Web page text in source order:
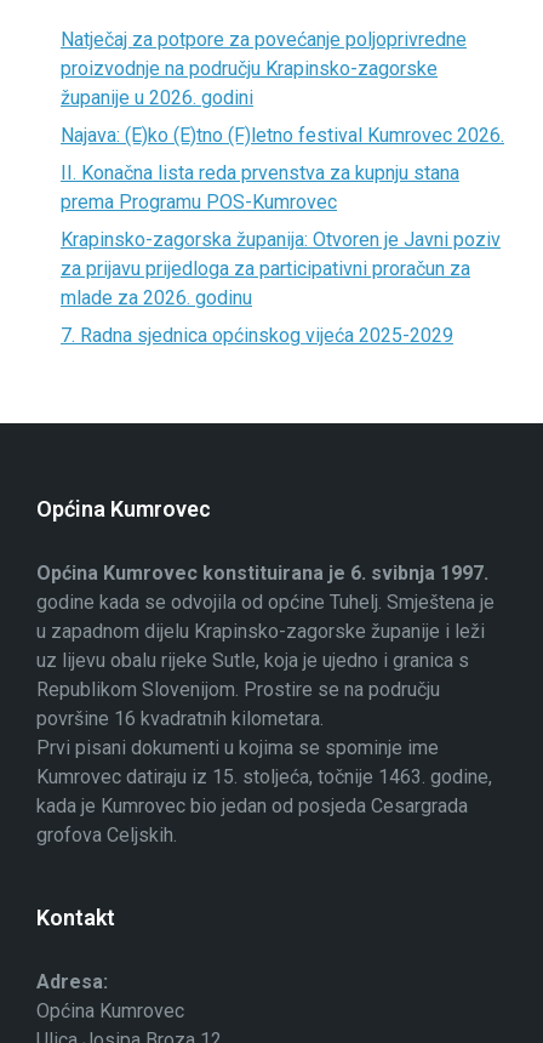
Natječaj za potpore za povećanje poljoprivredne
proizvodnje na području Krapinsko-zagorske
županije u 2026. godini
Najava: (E)ko (E)tno (F)letno festival Kumrovec 2026.
II. Konačna lista reda prvenstva za kupnju stana
prema Programu POS-Kumrovec
Krapinsko-zagorska županija: Otvoren je Javni poziv
za prijavu prijedloga za participativni proračun za
mlade za 2026. godinu
7. Radna sjednica općinskog vijeća 2025-2029
Općina Kumrovec
Općina Kumrovec konstituirana je 6. svibnja 1997.
godine kada se odvojila od općine Tuhelj. Smještena je
u zapadnom dijelu Krapinsko-zagorske županije i leži
uz lijevu obalu rijeke Sutle, koja je ujedno i granica s
Republikom Slovenijom. Prostire se na području
površine 16 kvadratnih kilometara.
Prvi pisani dokumenti u kojima se spominje ime
Kumrovec datiraju iz 15. stoljeća, točnije 1463. godine,
kada je Kumrovec bio jedan od posjeda Cesargrada
grofova Celjskih.
Kontakt
Adresa:
Općina Kumrovec